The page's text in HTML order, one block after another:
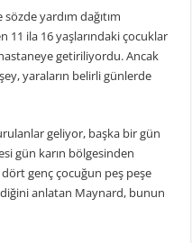
yardım dağıtım
11 ila 16 yaşlarındaki çocuklar
getiriliyordu. Ancak
yaraların belirli günlerde
geliyor, başka bir gün
gün karın bölgesinden
genç çocuğun peş peşe
anlatan Maynard, bunun